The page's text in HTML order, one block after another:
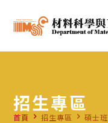
招生專區
首頁 navigate_next 招生專區 navigate_next 碩士班